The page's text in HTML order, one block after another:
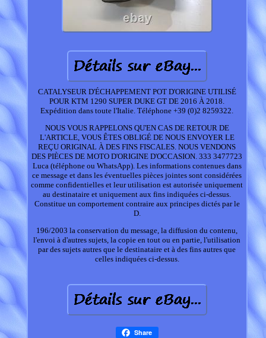
CATALYSEUR D'ÉCHAPPEMENT POT D'ORIGINE UTILISÉ
POUR KTM 1290 SUPER DUKE GT DE 2016 À 2018.
Expédition dans toute l'Italie. Téléphone +39 (0)2 8259322.
NOUS VOUS RAPPELONS QU'EN CAS DE RETOUR DE
L'ARTICLE, VOUS ÊTES OBLIGÉ DE NOUS ENVOYER LE
REÇU ORIGINAL À DES FINS FISCALES. NOUS VENDONS
DES PIÈCES DE MOTO D'ORIGINE D'OCCASION. 333 3477723
Luca (téléphone ou WhatsApp). Les informations contenues dans
ce message et dans les éventuelles pièces jointes sont considérées
comme confidentielles et leur utilisation est autorisée uniquement
au destinataire et uniquement aux fins indiquées ci-dessus.
Constitue un comportement contraire aux principes dictés par le
D.
196/2003 la conservation du message, la diffusion du contenu,
l'envoi à d'autres sujets, la copie en tout ou en partie, l'utilisation
par des sujets autres que le destinataire et à des fins autres que
celles indiquées ci-dessus.
Share